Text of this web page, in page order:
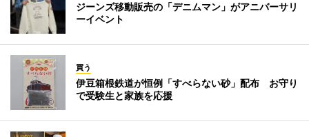
ジーンズ移動販売の「デニムマン」がアニバーサリ
ーイベント
買う
伊豆箱根鉄道が恒例「すべらない砂」配布 お守り
で受験生と家族を応援